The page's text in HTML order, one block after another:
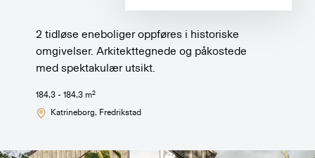
2 tidløse eneboliger oppføres i historiske
omgivelser. Arkitekttegnede og påkostede
med spektakulær utsikt.
184,3 - 184,3 m2
Katrineborg, Fredrikstad